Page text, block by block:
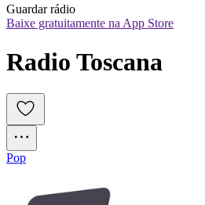
Guardar rádio
Baixe gratuitamente na App Store
Radio Toscana
Pop